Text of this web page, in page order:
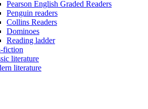
Pearson English Graded Readers
Penguin readers
Collins Readers
Dominoes
Reading ladder
fiction
literature
literature